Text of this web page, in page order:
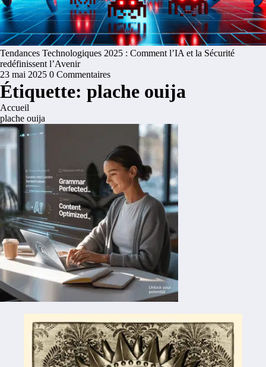
Tendances Technologiques 2025 : Comment l’IA et la Sécurité
redéfinissent l’Avenir
23 mai 2025 0 Commentaires
Étiquette: plache ouija
Accueil
plache ouija